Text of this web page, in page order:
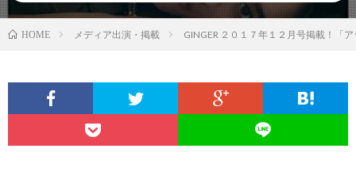
HOME メディア出演・掲載 GINGER ２０１７年１２月号掲載！「